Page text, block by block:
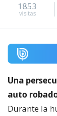
1853
visitas
Una
auto
Durante la